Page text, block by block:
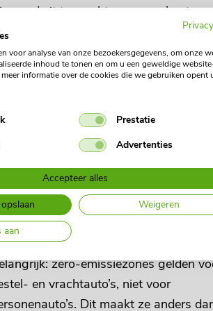
zit te wachten op een boete
(exclusief administratiekosten).
als je gewoon je werk probeert te
onderweg bent naar een klant. Toch
aan de nieuwe regels. De
start in Amersfoort,
Den Haag, Gouda,
Tilburg, Utrecht en Zwolle.
camera’s scannen automatisch
Is je voertuig niet toegestaan?
volgt automatisch een boete.
zero-emissiezones gelden
en vrachtauto’s, niet voor
Dit maakt ze anders
voor analyse van onze bezoekersgegevens, om onze
inhoud te tonen en om u een geweldige
informatie over de cookies die we gebruiken opent
Prestatie
Advertenties
Accepteer alles
Weigeren
aan